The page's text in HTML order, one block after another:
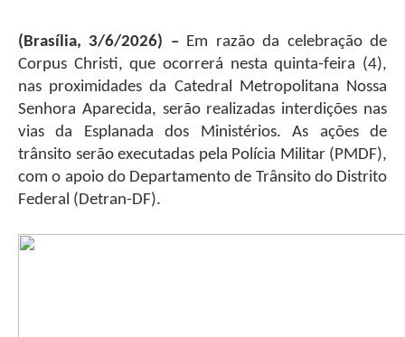
(Brasília, 3/6/2026) – Em razão da celebração de
Corpus Christi, que ocorrerá nesta quinta-feira (4),
nas proximidades da Catedral Metropolitana Nossa
Senhora Aparecida, serão realizadas interdições nas
vias da Esplanada dos Ministérios. As ações de
trânsito serão executadas pela Polícia Militar (PMDF),
com o apoio do Departamento de Trânsito do Distrito
Federal (Detran-DF).